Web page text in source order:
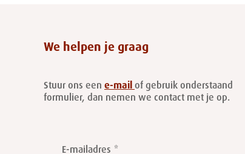
We helpen je graag
Stuur ons een e-mail of gebruik onderstaand
formulier, dan nemen we contact met je op.
this
E-mailadres